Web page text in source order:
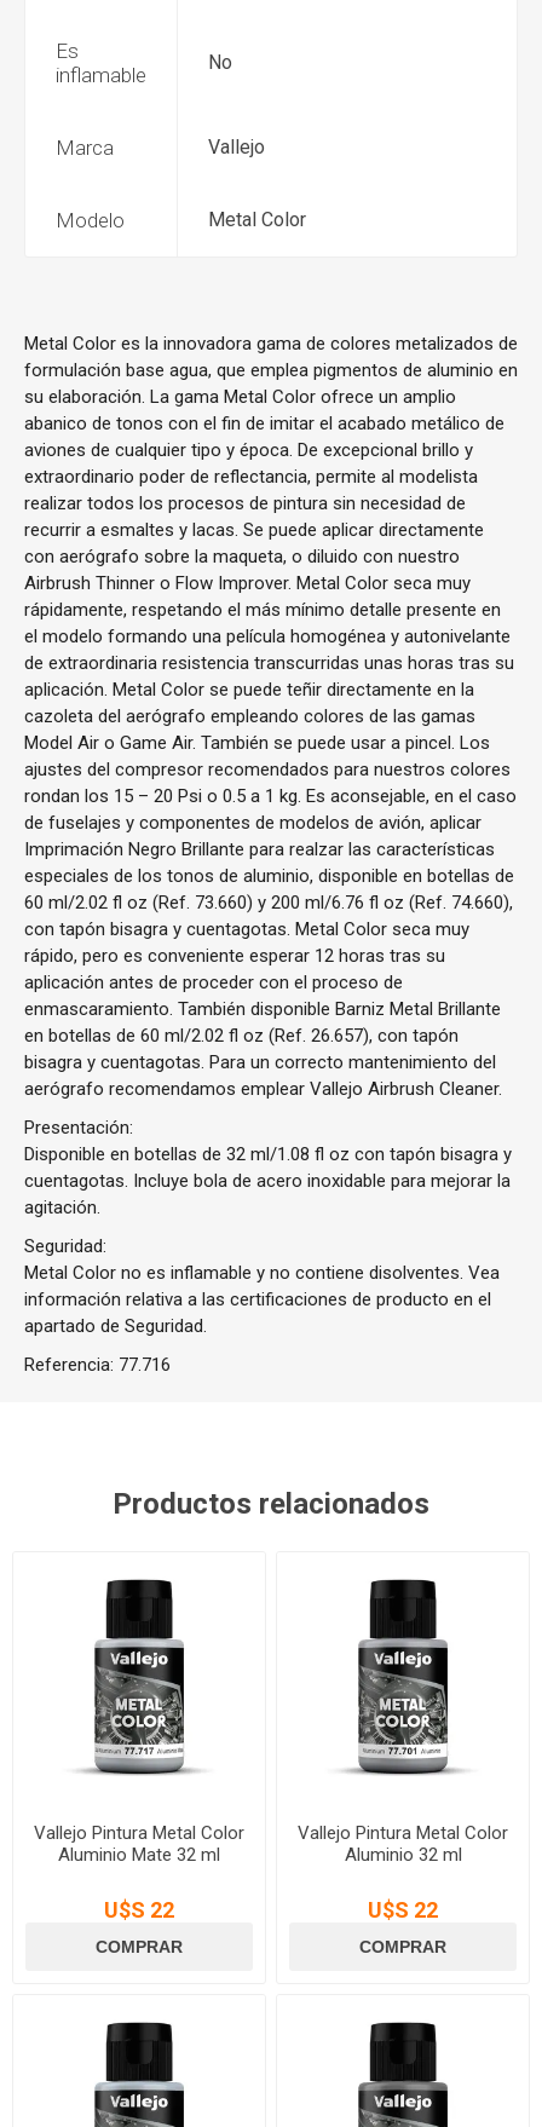
Es
inflamable
No
Marca Vallejo
Modelo Metal Color
Metal Color es la innovadora gama de colores metalizados de
formulación base agua, que emplea pigmentos de aluminio en
su elaboración. La gama Metal Color ofrece un amplio
abanico de tonos con el fin de imitar el acabado metálico de
aviones de cualquier tipo y época. De excepcional brillo y
extraordinario poder de reflectancia, permite al modelista
realizar todos los procesos de pintura sin necesidad de
recurrir a esmaltes y lacas. Se puede aplicar directamente
con aerógrafo sobre la maqueta, o diluido con nuestro
Airbrush Thinner o Flow Improver. Metal Color seca muy
rápidamente, respetando el más mínimo detalle presente en
el modelo formando una película homogénea y autonivelante
de extraordinaria resistencia transcurridas unas horas tras su
aplicación. Metal Color se puede teñir directamente en la
cazoleta del aerógrafo empleando colores de las gamas
Model Air o Game Air. También se puede usar a pincel. Los
ajustes del compresor recomendados para nuestros colores
rondan los 15 – 20 Psi o 0.5 a 1 kg. Es aconsejable, en el caso
de fuselajes y componentes de modelos de avión, aplicar
Imprimación Negro Brillante para realzar las características
especiales de los tonos de aluminio, disponible en botellas de
60 ml/2.02 fl oz (Ref. 73.660) y 200 ml/6.76 fl oz (Ref. 74.660),
con tapón bisagra y cuentagotas. Metal Color seca muy
rápido, pero es conveniente esperar 12 horas tras su
aplicación antes de proceder con el proceso de
enmascaramiento. También disponible Barniz Metal Brillante
en botellas de 60 ml/2.02 fl oz (Ref. 26.657), con tapón
bisagra y cuentagotas. Para un correcto mantenimiento del
aerógrafo recomendamos emplear Vallejo Airbrush Cleaner.
Presentación:
Disponible en botellas de 32 ml/1.08 fl oz con tapón bisagra y
cuentagotas. Incluye bola de acero inoxidable para mejorar la
agitación.
Seguridad:
Metal Color no es inflamable y no contiene disolventes. Vea
información relativa a las certificaciones de producto en el
apartado de Seguridad.
Referencia: 77.716
Productos relacionados
Vallejo Pintura Metal Color
Aluminio Mate 32 ml
U$S 22
Vallejo Pintura Metal Color
Aluminio 32 ml
U$S 22